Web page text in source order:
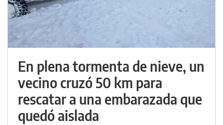
En plena tormenta de nieve, un
vecino cruzó 50 km para
rescatar a una embarazada que
quedó aislada